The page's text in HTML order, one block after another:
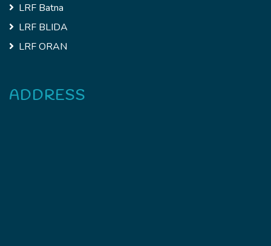
LRF Batna
LRF BLIDA
LRF ORAN
ADDRESS